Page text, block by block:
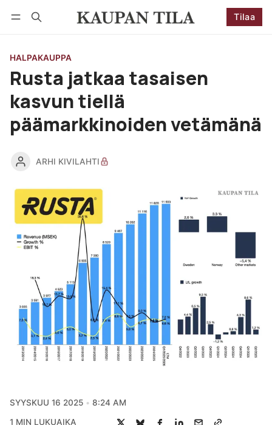
Tilaa
HALPAKAUPPA
Rusta jatkaa tasaisen
kasvun tiellä
päämarkkinoiden vetämänä
ARHI KIVILAHTI
SYYSKUU 16 2025 8:24 AM
1 MIN LUKUAIKA